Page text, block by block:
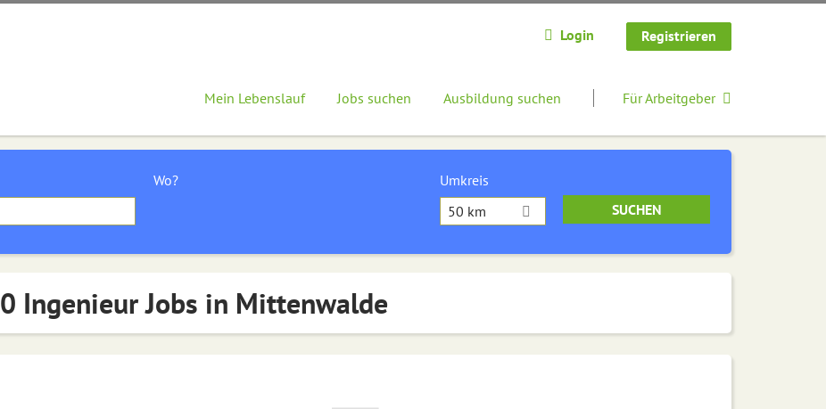
Login Registrieren
Mein Lebenslauf Jobs suchen Ausbildung suchen Für Arbeitgeber
Wo?
Umkreis
50 km
0 Ingenieur Jobs in Mittenwalde